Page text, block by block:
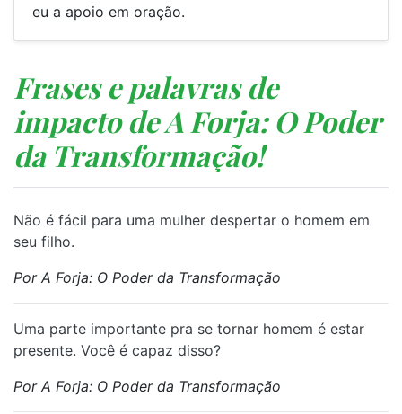
eu a apoio em oração.
Frases e palavras de
impacto de A Forja: O Poder
da Transformação!
⁠Não é fácil para uma mulher despertar o homem em
seu filho.
Por A Forja: O Poder da Transformação
⁠Uma parte importante pra se tornar homem é estar
presente. Você é capaz disso?
Por A Forja: O Poder da Transformação